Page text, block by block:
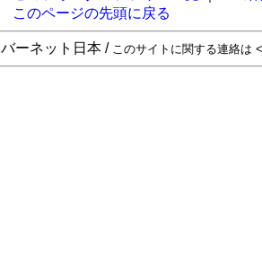
このページの先頭に戻る
ーネット日本 / このサイトに関する連絡は